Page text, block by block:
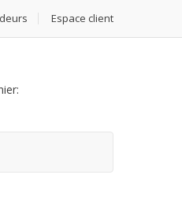
Espace client